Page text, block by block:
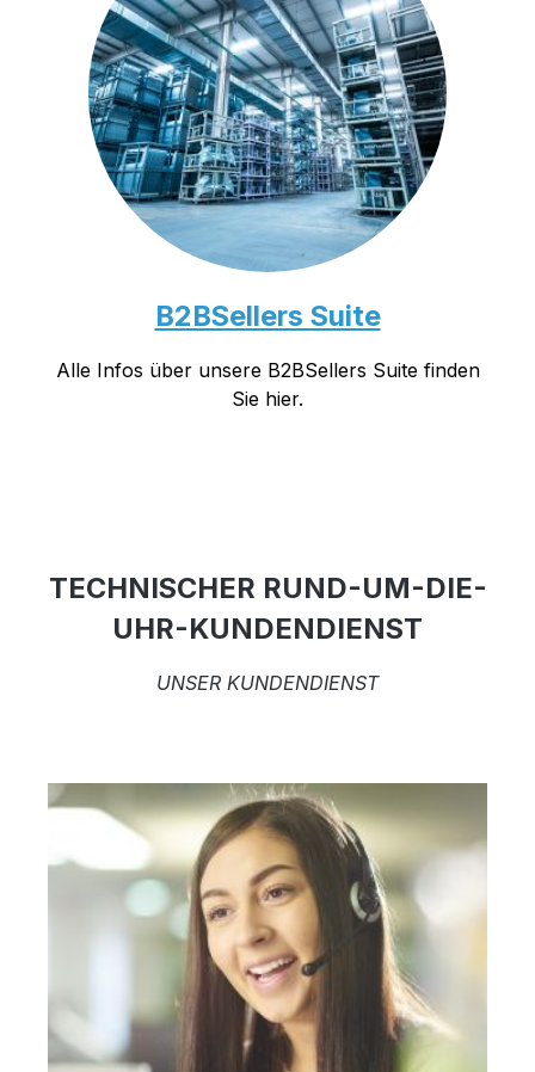
B2BSellers Suite
Alle Infos über unsere B2BSellers Suite finden
Sie hier.
TECHNISCHER RUND-UM-DIE-
UHR-KUNDENDIENST
UNSER KUNDENDIENST